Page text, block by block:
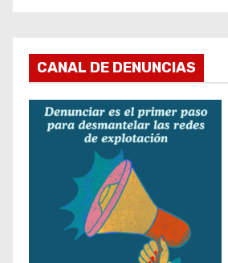
CANAL DE DENUNCIAS